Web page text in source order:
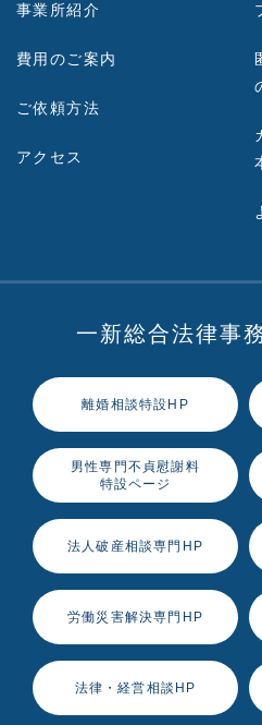
事業所紹介
費用のご案内
ご依頼方法
アクセス
一新総合法律事
離婚相談特設HP
男性専門不貞慰謝料
特設ページ
法人破産相談専門HP
労働災害解決専門HP
法律・経営相談HP